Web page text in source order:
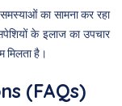
का सामना कर रहा
के इलाज का उपचार
है।
(FAQs)